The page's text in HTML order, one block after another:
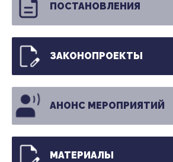
ПОСТАНОВЛЕНИЯ
ЗАКОНОПРОЕКТЫ
АНОНС МЕРОПРИЯТИЙ
МАТЕРИАЛЫ